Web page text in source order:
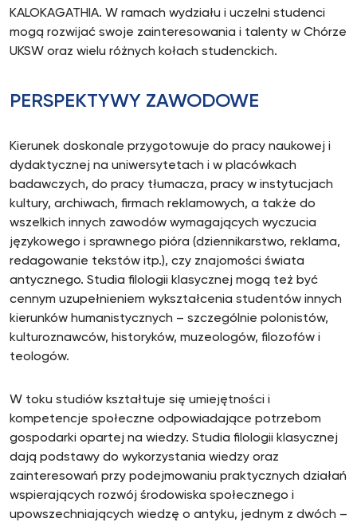
KALOKAGATHIA. W ramach wydziału i uczelni studenci
mogą rozwijać swoje zainteresowania i talenty w Chórze
UKSW oraz wielu różnych kołach studenckich.
PERSPEKTYWY ZAWODOWE
Kierunek doskonale przygotowuje do pracy naukowej i
dydaktycznej na uniwersytetach i w placówkach
badawczych, do pracy tłumacza, pracy w instytucjach
kultury, archiwach, firmach reklamowych, a także do
wszelkich innych zawodów wymagających wyczucia
językowego i sprawnego pióra (dziennikarstwo, reklama,
redagowanie tekstów itp.), czy znajomości świata
antycznego. Studia filologii klasycznej mogą też być
cennym uzupełnieniem wykształcenia studentów innych
kierunków humanistycznych – szczególnie polonistów,
kulturoznawców, historyków, muzeologów, filozofów i
teologów.
W toku studiów kształtuje się umiejętności i
kompetencje społeczne odpowiadające potrzebom
gospodarki opartej na wiedzy. Studia filologii klasycznej
dają podstawy do wykorzystania wiedzy oraz
zainteresowań przy podejmowaniu praktycznych działań
wspierających rozwój środowiska społecznego i
upowszechniających wiedzę o antyku, jednym z dwóch –